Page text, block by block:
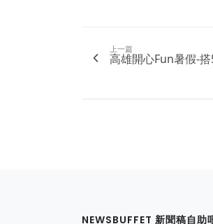
上一篇
高雄開心Fun暑假-
NEWSBUFFET 新聞稿自助